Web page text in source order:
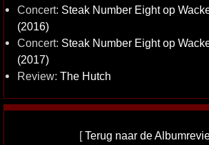
Concert: Steak Number Eight op
(2016)
Concert: Steak Number Eight op
(2017)
Review: The Hutch
[Terug naar de